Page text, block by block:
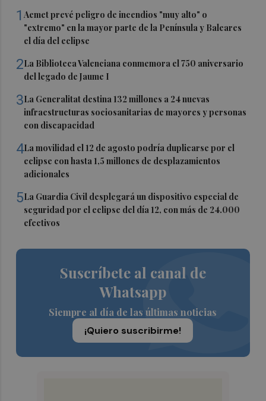
1Aemet prevé peligro de incendios "muy alto" o
"extremo" en la mayor parte de la Península y Baleares
el día del eclipse
2La Biblioteca Valenciana conmemora el 750 aniversario
del legado de Jaume I
3La Generalitat destina 132 millones a 24 nuevas
infraestructuras sociosanitarias de mayores y personas
con discapacidad
4La movilidad el 12 de agosto podría duplicarse por el
eclipse con hasta 1,5 millones de desplazamientos
adicionales
5La Guardia Civil desplegará un dispositivo especial de
seguridad por el eclipse del día 12, con más de 24.000
efectivos
Suscríbete al canal de
Whatsapp
Siempre al día de las últimas noticias
¡Quiero suscribirme!